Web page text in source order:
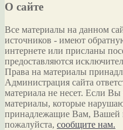
О сайте
Все материалы на данном
источников - имеют
интернете или присланы
предоставляются
Права на материалы
Администрация сайта
материала не несет. Если
материалы, которые
принадлежащие Вам, Вашей
пожалуйста, сообщите нам.